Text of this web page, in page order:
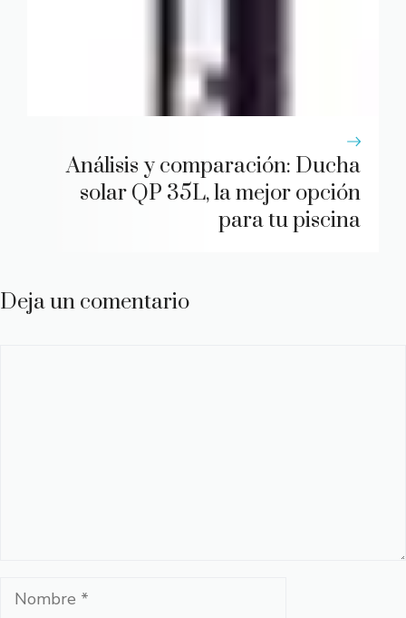
Análisis y comparación: Ducha
solar QP 35L, la mejor opción
para tu piscina
Deja un comentario
Nombre